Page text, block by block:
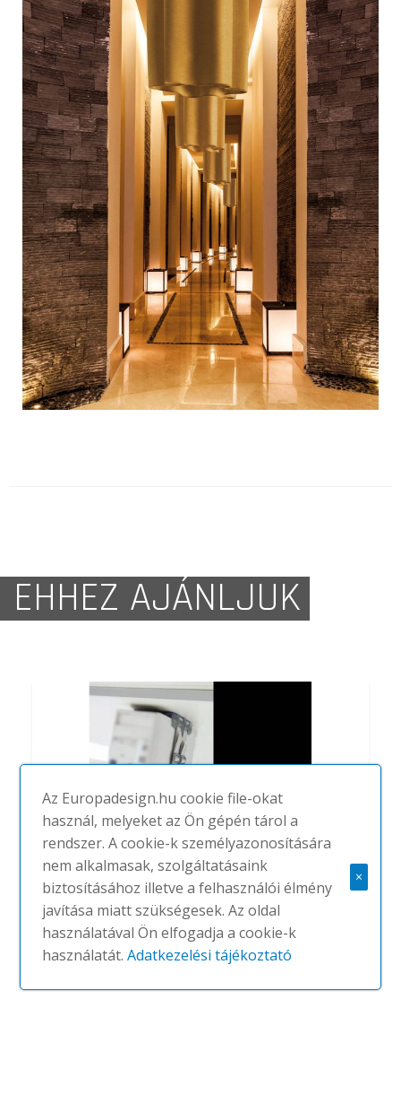
EHHEZ AJÁNLJUK
Belt
CAIMI
Az Europadesign.hu cookie file-okat
használ, melyeket az Ön gépén tárol a
rendszer. A cookie-k személyazonosítására
nem alkalmasak, szolgáltatásaink
biztosításához illetve a felhasználói élmény
javítása miatt szükségesek. Az oldal
használatával Ön elfogadja a cookie-k
használatát.Adatkezelési tájékoztató
×